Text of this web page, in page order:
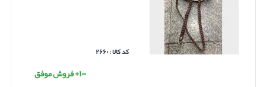
کد کالا : ۲۶۶۰
۱۰۰+ فروش موفق